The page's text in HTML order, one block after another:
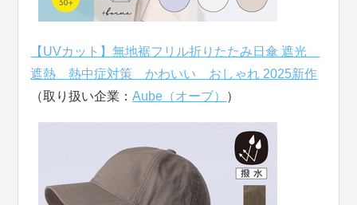
【UVカット】無地裾フリル折りたたみ日傘 遮光
遮熱 熱中症対策 かわいい おしゃれ 2025新作
（取り扱い企業：Aube（オーブ） ）